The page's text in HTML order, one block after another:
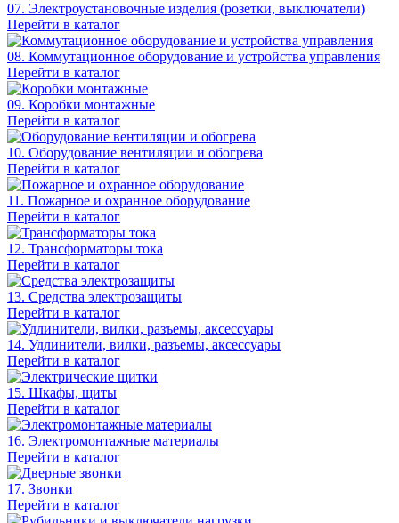
07. Электроустановочные изделия (розетки, выключатели)
Перейти в каталог
08. Коммутационное оборудование и устройства управления
Перейти в каталог
09. Коробки монтажные
Перейти в каталог
10. Оборудование вентиляции и обогрева
Перейти в каталог
11. Пожарное и охранное оборудование
Перейти в каталог
12. Трансформаторы тока
Перейти в каталог
13. Средства электрозащиты
Перейти в каталог
14. Удлинители, вилки, разъемы, аксессуары
Перейти в каталог
15. Шкафы, щиты
Перейти в каталог
16. Электромонтажные материалы
Перейти в каталог
17. Звонки
Перейти в каталог